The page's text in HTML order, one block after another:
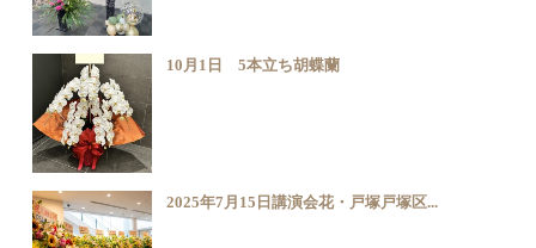
10月1日 5本立ち胡蝶蘭
2025年7月15日講演会花・戸塚戸塚区...